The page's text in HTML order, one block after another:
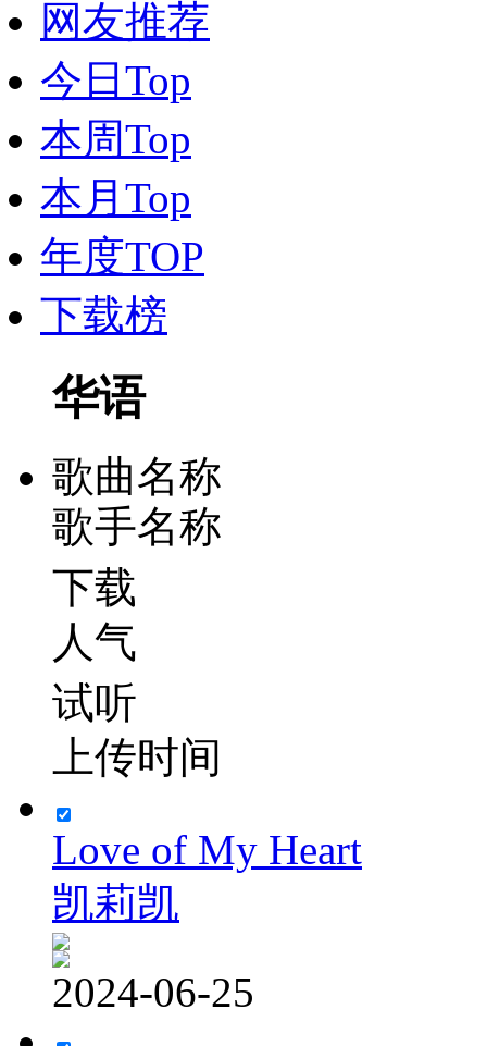
网友推荐
今日Top
本周Top
本月Top
年度TOP
下载榜
华语
歌曲名称
歌手名称
下载
人气
试听
上传时间
Love of My Heart
凯莉凯
2024-06-25